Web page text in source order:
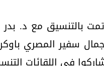
بالتنسيق مع د.
سفير المصري